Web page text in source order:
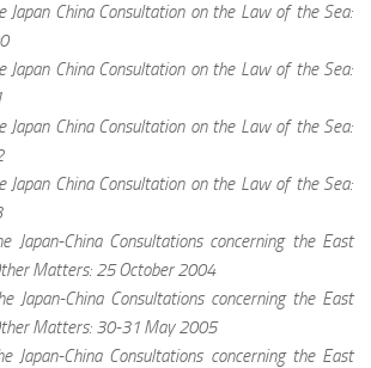
Japan China Consultation on the Law of the Sea:
Japan China Consultation on the Law of the Sea:
Japan China Consultation on the Law of the Sea:
Japan China Consultation on the Law of the Sea:
Japan-China Consultations concerning the East
Matters: 25 October 2004
Japan-China Consultations concerning the East
Matters: 30-31 May 2005
Japan-China Consultations concerning the East